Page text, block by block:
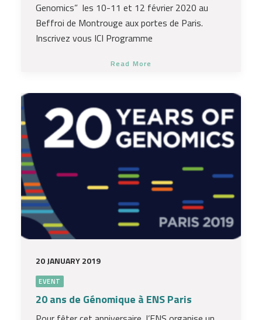
Genomics” les 10-11 et 12 février 2020 au
Beffroi de Montrouge aux portes de Paris.
Inscrivez vous ICI Programme
Read More
20 JANUARY 2019
EVENT
20 ans de Génomique à ENS Paris